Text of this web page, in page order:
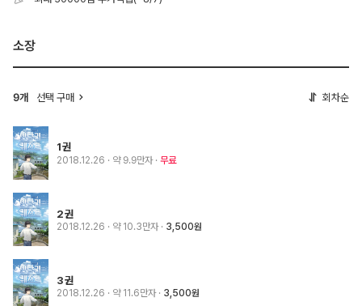
소장
9개 선택 구매 회차순
1권
2018.12.26 · 약 9.9만자 무료
2권
2018.12.26 · 약 10.3만자 3,500원
3권
2018.12.26 · 약 11.6만자 3,500원